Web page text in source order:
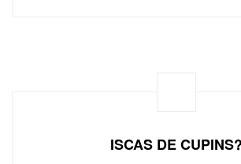
ISCAS DE CUPINS?